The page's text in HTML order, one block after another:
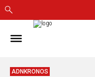
IN
CAGLIARI
ADNKRONOS